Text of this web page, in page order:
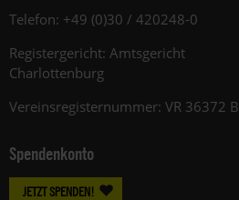
Telefon: +49 (0)30 / 420248-0
Registergericht: Amtsgericht
Charlottenburg
Vereinsregisternummer: VR 36372 B
Spendenkonto
JETZT SPENDEN!